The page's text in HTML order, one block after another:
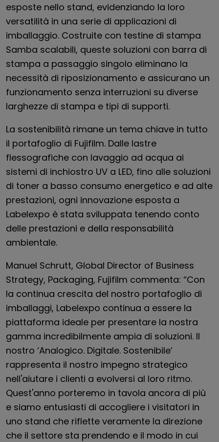
esposte nello stand, evidenziando la loro
versatilità in una serie di applicazioni di
imballaggio. Costruite con testine di stampa
Samba scalabili, queste soluzioni con barra di
stampa a passaggio singolo eliminano la
necessità di riposizionamento e assicurano un
funzionamento senza interruzioni su diverse
larghezze di stampa e tipi di supporti.
La sostenibilità rimane un tema chiave in tutto
il portafoglio di Fujifilm. Dalle lastre
flessografiche con lavaggio ad acqua ai
sistemi di inchiostro UV a LED, fino alle soluzioni
di toner a basso consumo energetico e ad alte
prestazioni, ogni innovazione esposta a
Labelexpo è stata sviluppata tenendo conto
delle prestazioni e della responsabilità
ambientale.
Manuel Schrutt, Global Director of Business
Strategy, Packaging, Fujifilm commenta: “Con
la continua crescita del nostro portafoglio di
imballaggi, Labelexpo continua a essere la
piattaforma ideale per presentare la nostra
gamma incredibilmente ampia di soluzioni. Il
nostro ‘Analogico. Digitale. Sostenibile’
rappresenta il nostro impegno strategico
nell'aiutare i clienti a evolversi al loro ritmo.
Quest'anno porteremo in tavola ancora di più
e siamo entusiasti di accogliere i visitatori in
uno stand che riflette veramente la direzione
che il settore sta prendendo e il modo in cui